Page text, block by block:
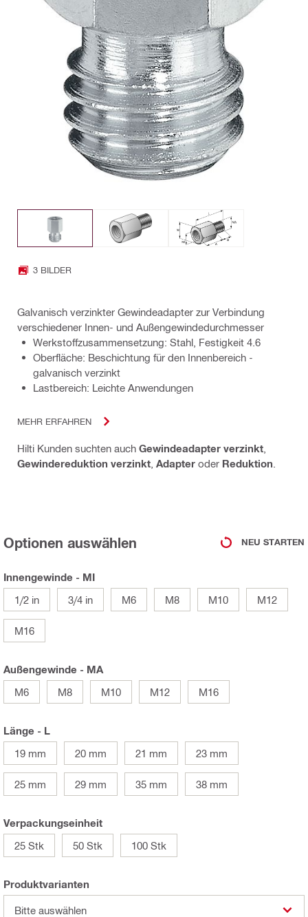
3 BILDER
Galvanisch verzinkter Gewindeadapter zur Verbindung
verschiedener Innen- und Außengewindedurchmesser
Werkstoffzusammensetzung: Stahl, Festigkeit 4.6
Oberfläche: Beschichtung für den Innenbereich -
galvanisch verzinkt
Lastbereich: Leichte Anwendungen
MEHR ERFAHREN
Hilti Kunden suchten auch Gewindeadapter verzinkt
Gewindereduktion verzinkt Adapter oder Reduktion
Optionen auswählen NEU STARTEN
Innengewinde - MI
1/2 in
3/4 in M6 M8 M10 M12
M16
Außengewinde - MA
M6
M8 M10 M12 M16
Länge - L
19 mm
20 mm 21 mm 23 mm
25 mm 29 mm 35 mm 38 mm
Verpackungseinheit
25 Stk
50 Stk 100 Stk
Produktvarianten
Bitte auswählen